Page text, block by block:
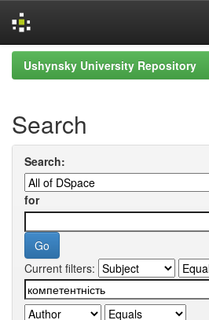
Skip
navigation
Ushynsky University Repository
Search
Search:
for
Current filters: